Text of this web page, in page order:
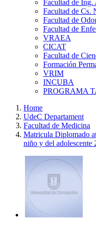
Facultad de Ing.
Facultad de Cs.
Facultad de
Facultad de
VRAEA
CICAT
Facultad de
Formación
VRIM
INCUBA
PROGRAMA
Home
UdeC Departament
Facultad de Medicina
Matricula Diplomado
niño y del adolescente